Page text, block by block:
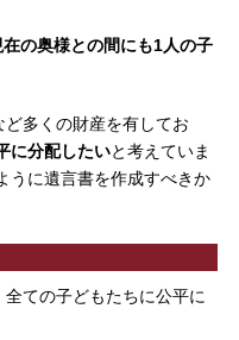
在の奥様との間にも1人の子
多くの財産を有してお
に分配したいと考えていま
うに遺言書を作成すべきか
ての子どもたちに公平に